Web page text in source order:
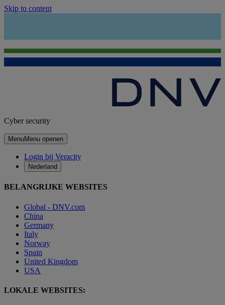
Skip to content
Cyber security
MenuMenu openen
Login bij Veracity
Nederland
BELANGRIJKE WEBSITES
Global - DNV.com
China
Germany
Italy
Norway
Spain
United Kingdom
USA
LOKALE WEBSITES: